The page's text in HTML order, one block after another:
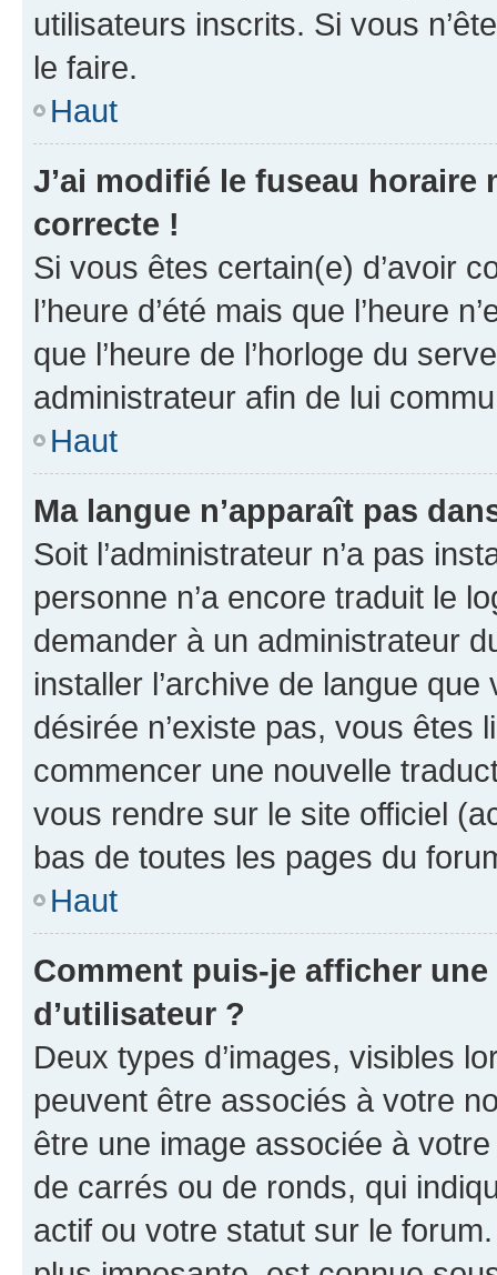
utilisateurs inscrits. Si vous
le faire.
Haut
J’ai modifié le fuseau horaire
correcte !
Si vous êtes certain(e) d’avoir
l’heure d’été mais que l’heure
que l’heure de l’horloge du
administrateur afin de lui
Haut
Ma langue n’apparaît pas
Soit l’administrateur n’a pas
personne n’a encore traduit le
demander à un administrateur
installer l’archive de langue
désirée n’existe pas, vous êtes
commencer une nouvelle
vous rendre sur le site officiel
bas de toutes les pages du
Haut
Comment puis-je afficher
d’utilisateur ?
Deux types d’images, visibles
peuvent être associés à votre
être une image associée à
de carrés ou de ronds, qui
actif ou votre statut sur le